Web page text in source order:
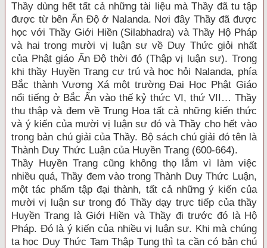
Thầy dùng hết tất cả những tài liệu mà Thầy đã tu tập
được từ bên Ấn Độ ở Nalanda. Nơi đây Thầy đã được
học với Thầy Giới Hiền (Silabhadra) và Thầy Hộ Pháp
và hai trong mười vị luận sư về Duy Thức giỏi nhất
của Phật giáo Ấn Độ thời đó (Thập vị luận sư). Trong
khi thầy Huyền Trang cư trú và học hỏi Nalanda, phía
Bắc thành Vương Xá một trường Đại Học Phật Giáo
nổi tiếng ở Bắc Ấn vào thế kỷ thức VI, thứ VII… Thầy
thu thập và đem về Trung Hoa tất cả những kiến thức
và ý kiến của mười vị luận sư đó và Thầy cho hết vào
trong bản chú giải của Thầy. Bộ sách chú giải đó tên là
Thành Duy Thức Luận của Huyền Trang (600-664).
Thầy Huyền Trang cũng không thọ lắm vì làm việc
nhiều quá, Thầy đem vào trong Thành Duy Thức Luận,
một tác phẩm tập đại thành, tất cả những ý kiến của
mười vị luận sư trong đó Thầy dạy trực tiếp của thầy
Huyền Trang là Giới Hiền và Thầy đi trước đó là Hộ
Pháp. Đó là ý kiến của nhiều vị luận sư. Khi mà chúng
ta học Duy Thức Tam Thập Tụng thì ta cần có bản chú